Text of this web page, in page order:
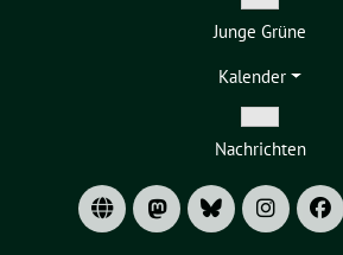
Zeige
Untermenü
Junge Grüne
Kalender
Zeige
Untermenü
Nachrichten